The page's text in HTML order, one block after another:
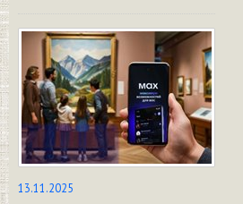
13.11.2025